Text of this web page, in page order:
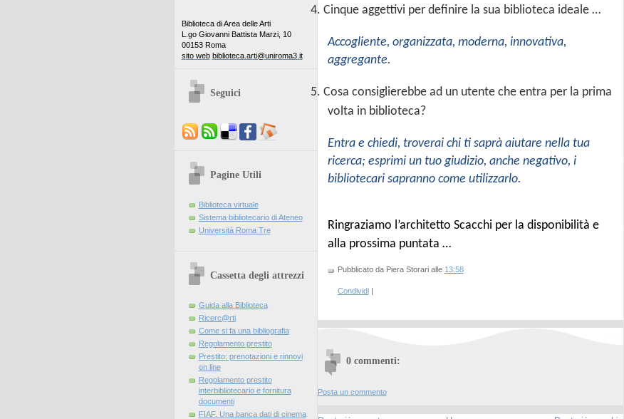
Biblioteca di Area delle Arti
L.go Giovanni Battista Marzi, 10
00153 Roma
sito web biblioteca.arti@uniroma3.it
Seguici
Pagine Utili
Biblioteca virtuale
Sistema bibliotecario di Ateneo
Università Roma Tre
Cassetta degli attrezzi
Guida alla Biblioteca
Ricerc@rti
Come si fa una bibliografia
Regolamento prestito
Prestito: prenotazioni e rinnovi
on line
Regolamento prestito
interbibliotecario e fornitura
documenti
FIAF. Una banca dati di cinema
4. Cinque aggettivi per definire la sua biblioteca ideale …
Accogliente, organizzata, moderna, innovativa,
aggregante.
5. Cosa consiglierebbe ad un utente che entra per la prima
volta in biblioteca?
Entra e chiedi, troverai chi ti saprà aiutare nella tua
ricerca; esprimi un tuo giudizio, anche negativo, i
bibliotecari sapranno come utilizzarlo.
Ringraziamo l’architetto Scacchi per la disponibilità e
alla prossima puntata …
Pubblicato da Piera Storari alle 13:58
Condividi
0 commenti:
Posta un commento